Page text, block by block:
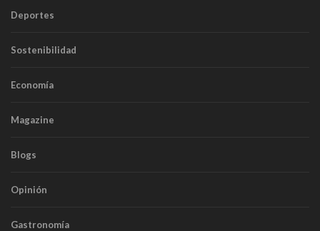
Deportes
Sostenibilidad
Economía
Magazine
Blogs
Opinión
Gastronomía